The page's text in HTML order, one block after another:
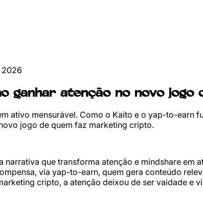
2026
ganhar atenção no novo jogo
ativo mensurável. Como o Kaito e o yap-to-earn
jogo de quem faz marketing cripto.
narrativa que transforma atenção e mindshare
via yap-to-earn, quem gera conteúdo
cripto, a atenção deixou de ser vaidade e